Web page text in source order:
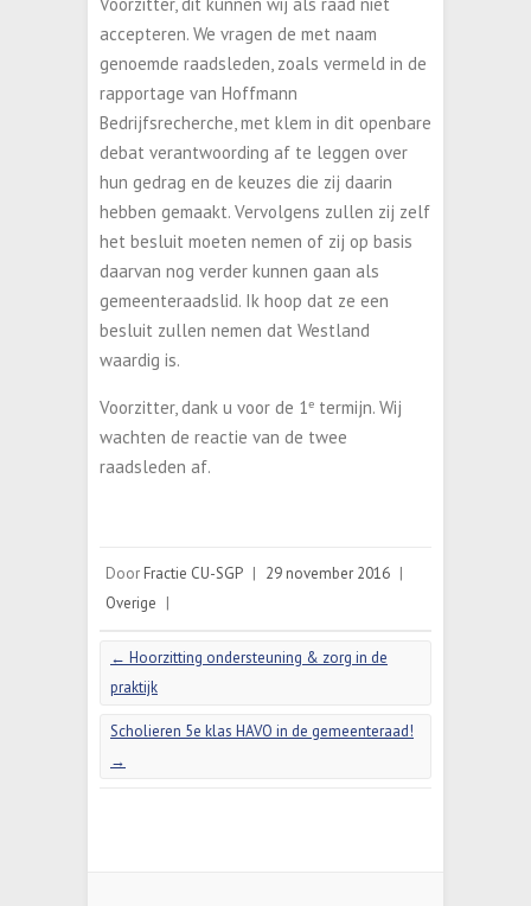
Voorzitter, dit kunnen wij als raad niet
accepteren. We vragen de met naam
genoemde raadsleden, zoals vermeld in de
rapportage van Hoffmann
Bedrijfsrecherche, met klem in dit openbare
debat verantwoording af te leggen over
hun gedrag en de keuzes die zij daarin
hebben gemaakt. Vervolgens zullen zij zelf
het besluit moeten nemen of zij op basis
daarvan nog verder kunnen gaan als
gemeenteraadslid. Ik hoop dat ze een
besluit zullen nemen dat Westland
waardig is.
Voorzitter, dank u voor de 1e termijn. Wij
wachten de reactie van de twee
raadsleden af.
Door Fractie CU-SGP | 29 november 2016 |
Overige |
← Hoorzitting ondersteuning & zorg in de
praktijk
Scholieren 5e klas HAVO in de gemeenteraad!
→